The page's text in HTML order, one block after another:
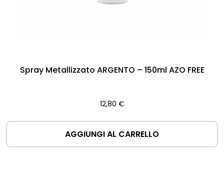
Spray Metallizzato ARGENTO – 150ml AZO FREE
12,80 €
AGGIUNGI AL CARRELLO